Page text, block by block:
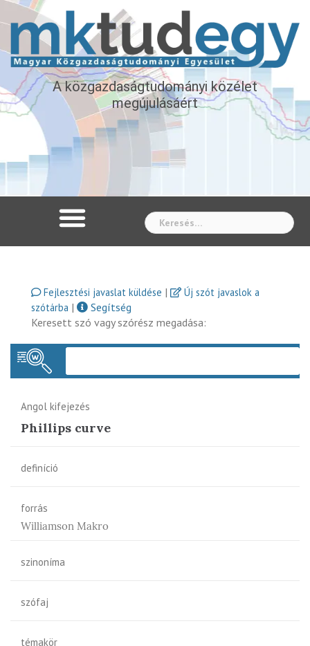
A közgazdaságtudományi közélet
megújulásáért
Fejlesztési javaslat küldése |
Új szót javaslok a
szótárba |
Segítség
Keresett szó vagy szórész megadása:
Angol kifejezés
Phillips curve
definíció
forrás
Williamson Makro
szinoníma
szófaj
témakör